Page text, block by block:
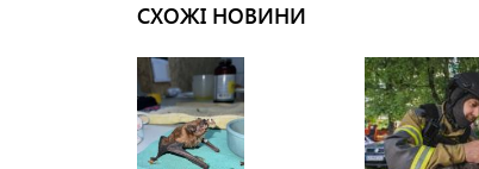
СХОЖІ НОВИНИ